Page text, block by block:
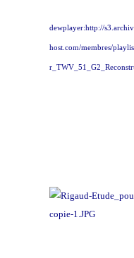
dewplayer:http://
host.com/membres/